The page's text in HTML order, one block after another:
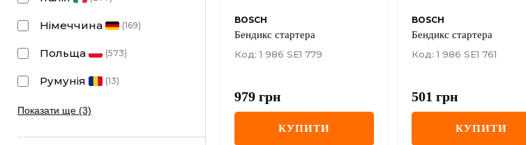
Німеччина (169)
Польща (573)
Румунія (13)
Показати ще (3)
BOSCH
Бендикс стартера
Код: 1 986 SE1 779
979 грн
КУПИТИ
BOSCH
Бендикс стартера
Код: 1 986 SE1 761
501 грн
КУПИТИ